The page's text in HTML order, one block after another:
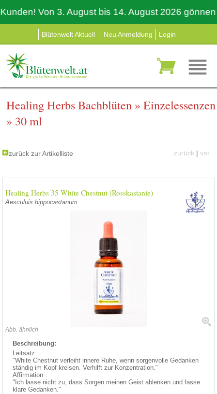
Von 3. August bis 14. August 2026 gönnen
Blütenwelt Aktuell Neu Anmeldung Login
Healing Herbs Bachblüten » Einzelessenzen
» 30 ml
zurück zur Artikelliste zurück | vor
Healing Herbs 35 White Chestnut (Rosskastanie)
Aesculuis hippocastanum
Abb. ähnlich
Beschreibung:
Leitsatz
"White Chestnut verleiht innere Ruhe, wenn sorgenvolle Gedanken
ständig im Kopf kreisen. Verhilft zur Konzentration."
Affirmation
"Ich lasse nicht zu, dass Sorgen meinen Geist ablenken und fasse
klare Gedanken."